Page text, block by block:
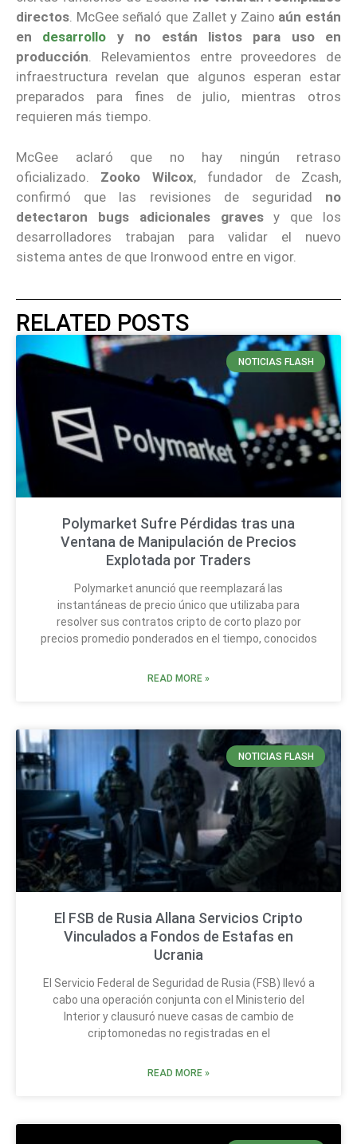
directos. McGee señaló que Zallet y Zaino aún están
en desarrollo y no están listos para uso en
producción. Relevamientos entre proveedores de
infraestructura revelan que algunos esperan estar
preparados para fines de julio, mientras otros
requieren más tiempo.
McGee aclaró que no hay ningún retraso
oficializado. Zooko Wilcox, fundador de Zcash,
confirmó que las revisiones de seguridad no
detectaron bugs adicionales gravesy que los
desarrolladores trabajan para validar el nuevo
sistema antes de que Ironwood entre en vigor.
RELATED POSTS
NOTICIAS FLASH
Polymarket Sufre Pérdidas tras una
Ventana de Manipulación de Precios
Explotada por Traders
Polymarket anunció que reemplazará las
instantáneas de precio único que utilizaba para
resolver sus contratos cripto de corto plazo por
precios promedio ponderados en el tiempo, conocidos
READ MORE »
NOTICIAS FLASH
El FSB de Rusia Allana Servicios Cripto
Vinculados a Fondos de Estafas en
Ucrania
El Servicio Federal de Seguridad de Rusia (FSB) llevó a
cabo una operación conjunta con el Ministerio del
Interior y clausuró nueve casas de cambio de
criptomonedas no registradas en el
READ MORE »